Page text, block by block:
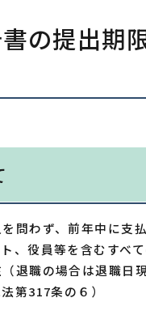
の提出期
問わず、前年中に支
、役員等を含むすべ
退職の場合は退職日
第317条の６）